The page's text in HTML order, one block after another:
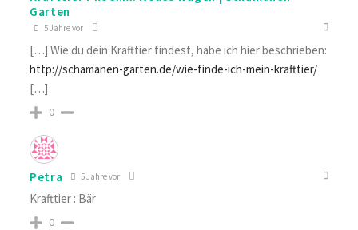
Garten
5 Jahre vor
[…] Wie du dein Krafttier findest, habe ich hier beschrieben:
http://schamanen-garten.de/wie-finde-ich-mein-krafttier/
[…]
0
Petra 5 Jahre vor
Krafttier : Bär
0